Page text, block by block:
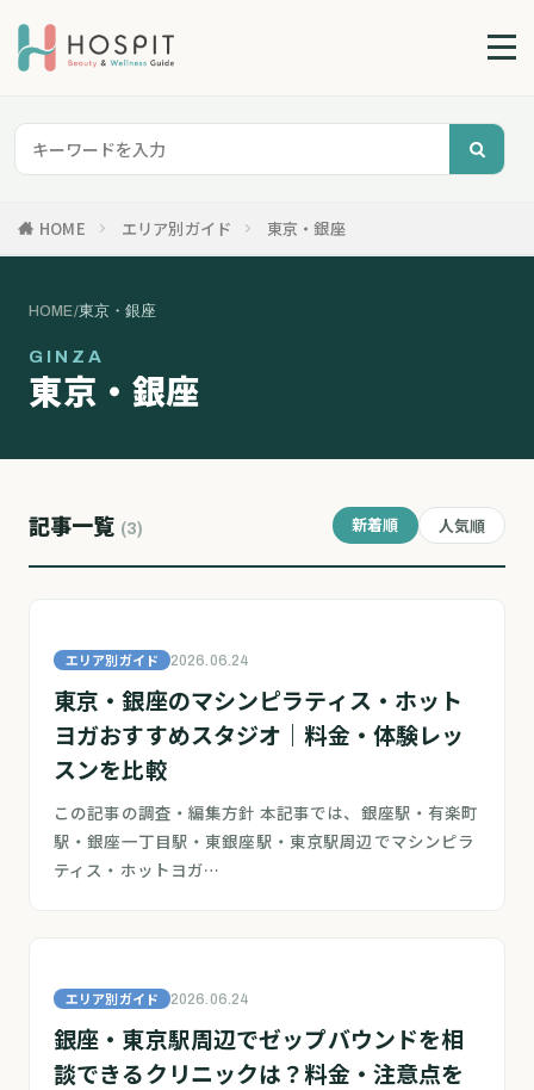
HOME エリア別ガイド 東京・銀座
HOME/東京・銀座
GINZA
東京・銀座
記事一覧 (3) 新着順 人気順
エリア別ガイド 2026.06.24
東京・銀座のマシンピラティス・ホット
ヨガおすすめスタジオ｜料金・体験レッ
スンを比較
この記事の調査・編集方針 本記事では、銀座駅・有楽町
駅・銀座一丁目駅・東銀座駅・東京駅周辺でマシンピラ
ティス・ホットヨガ…
エリア別ガイド 2026.06.24
銀座・東京駅周辺でゼップバウンドを相
談できるクリニックは？料金・注意点を